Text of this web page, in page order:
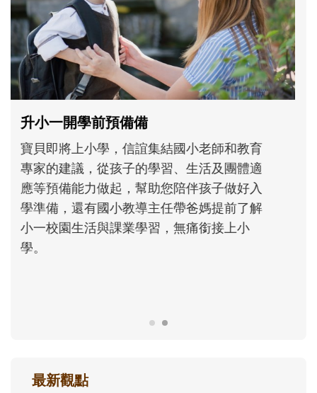
和孩子一起長大的那個男人│讀懂父親的
不同模樣
沒有人天生就擅長當爸爸！男人總是在一次
次「前所未有」的體驗中，跟著孩子一起長
大。從給予安全感的肢體遊戲，到獨立自
主、角色認同及解決問題的能力養成。爸爸
正嘗試用不同的模樣，參與孩子每個重要的
最新觀點